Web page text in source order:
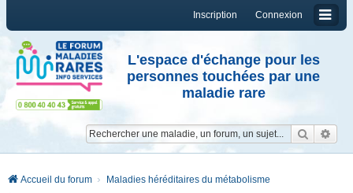
Connexion
Inscription
L'espace d'échange pour les
personnes touchées par une
maladie rare
Accueil du forum Maladies héréditaires du métabolisme